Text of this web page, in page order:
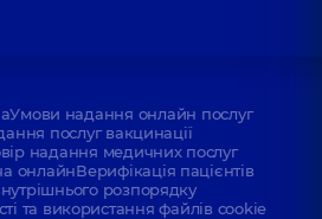
Умови надання онлайн послуг
послуг вакцинації
надання медичних послуг
онлайнВерифікація пацієнтів
розпорядку
та використання файлів cookie